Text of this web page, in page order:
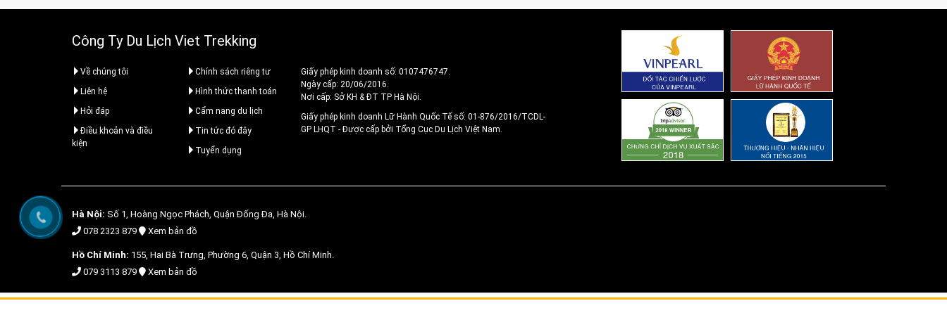
Công Ty Du Lịch Viet Trekking
Về chúng tôi
Chính sách riêng tư
Liên hệ
Hình thức thanh toán
Hỏi đáp
Cẩm nang du lịch
Điều khoản và điều
kiện
Tin tức đó đây
Tuyển dụng
Giấy phép kinh doanh số: 0107476747.
Ngày cấp: 20/06/2016.
Nơi cấp: Sở KH & ĐT TP Hà Nội.
Giấy phép kinh doanh Lữ Hành Quốc Tế số: 01-876/2016/TCDL-
GP LHQT - Được cấp bởi Tổng Cục Du Lịch Việt Nam.
Hà Nội: Số 1, Hoàng Ngọc Phách, Quận Đống Đa, Hà Nội.
078 2323 879
Xem bản đồ
Hồ Chí Minh: 155, Hai Bà Trưng, Phường 6, Quận 3, Hồ Chí Minh.
079 3113 879
Xem bản đồ